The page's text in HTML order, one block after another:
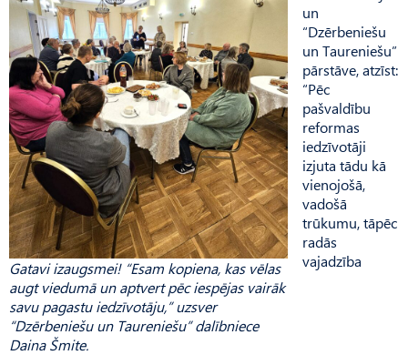
Gatavi izaugsmei! “Esam kopiena, kas vēlas
augt viedumā un aptvert pēc iespējas vairāk
savu pagastu iedzīvotāju,” uzsver
“Dzērbeniešu un Taureniešu” dalībniece
Daina Šmite.
un
“Dzērbeniešu
un Taureniešu”
pārstāve, atzīst:
“Pēc
pašvaldību
reformas
iedzīvotāji
izjuta tādu kā
vienojošā,
vadošā
trūkumu, tāpēc
radās
vajadzība